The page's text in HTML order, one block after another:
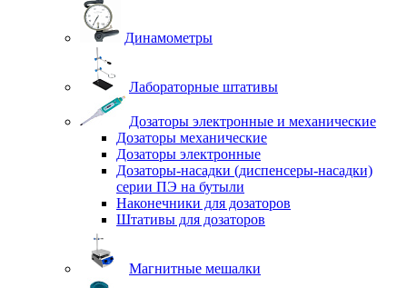
Динамометры
Лабораторные штативы
Дозаторы электронные и механические
Дозаторы механические
Дозаторы электронные
Дозаторы-насадки (диспенсеры-насадки)
серии ПЭ на бутыли
Наконечники для дозаторов
Штативы для дозаторов
Магнитные мешалки